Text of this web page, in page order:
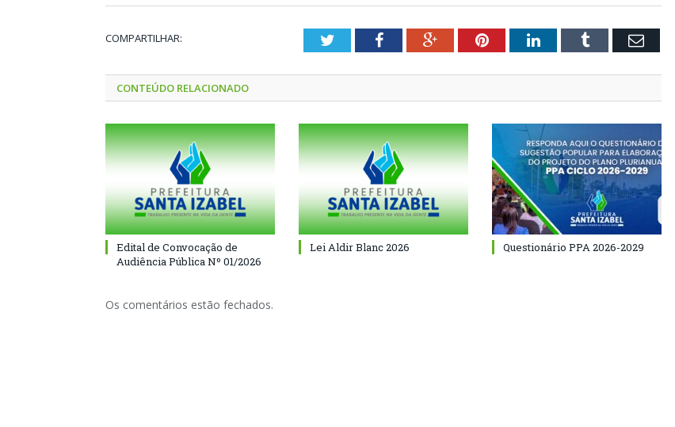
COMPARTILHAR: TwitterFacebookGoogle+PinterestLinkedInTumblr Email
CONTEÚDO RELACIONADO
Edital de Convocação de
Audiência Pública Nº 01/2026
Lei Aldir Blanc 2026 Questionário PPA 2026-2029
Os comentários estão fechados.